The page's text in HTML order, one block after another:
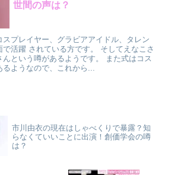
世間の声は？
スプレイヤー、グラビアアイドル、タレン
で活躍 されている方です。 そしてえなこさ
という噂があるようです。 また式はコス
るようなので、これから...
市川由衣の現在はしゃべくりで暴露？知
らなくていいことに出演！創価学会の噂
は？